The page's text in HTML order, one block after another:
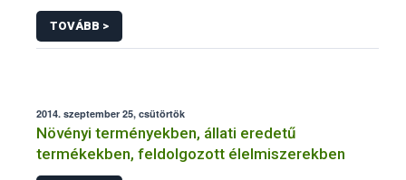
NÉBIH
TOVÁBB >
2014. szeptember 25, csütörtök
Növényi terményekben, állati eredetű
termékekben, feldolgozott élelmiszerekben